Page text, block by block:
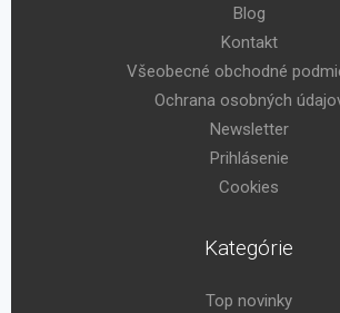
Blog
Kontakt
Všeobecné obchodné
Ochrana osobných
Newsletter
Prihlásenie
Cookies
Kategórie
Top novinky